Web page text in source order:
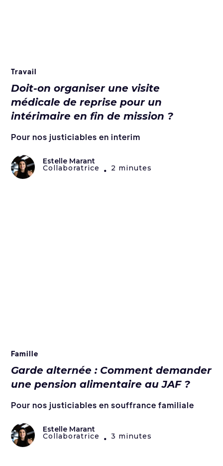
Travail
Doit-on organiser une visite
médicale de reprise pour un
intérimaire en fin de mission ?
Pour nos justiciables en interim
Estelle Marant
Collaboratrice • 2 minutes
Famille
Garde alternée : Comment demander
une pension alimentaire au JAF ?
Pour nos justiciables en souffrance familiale
Estelle Marant
Collaboratrice • 3 minutes